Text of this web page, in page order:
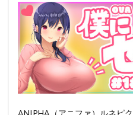
ANIPHA（ア
ニファ）動
画をパソコ
ンにダウン
ロードして
mp4で保存
3.1
Y2Mate m3u8